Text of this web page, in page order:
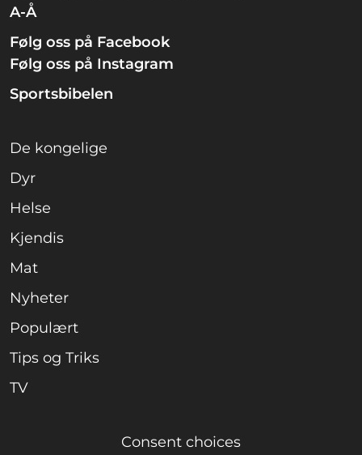
A-Å
Følg oss på Facebook
Følg oss på Instagram
Sportsbibelen
De kongelige
Dyr
Helse
Kjendis
Mat
Nyheter
Populært
Tips og Triks
TV
Consent choices